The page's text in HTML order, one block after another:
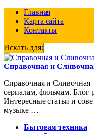
Главная
Карта сайта
Контакты
Искать для:
Справочная и
Справочная и
сериалам, фильмам. Блог
Интересные статьи и
музыке …
Бытовая техника